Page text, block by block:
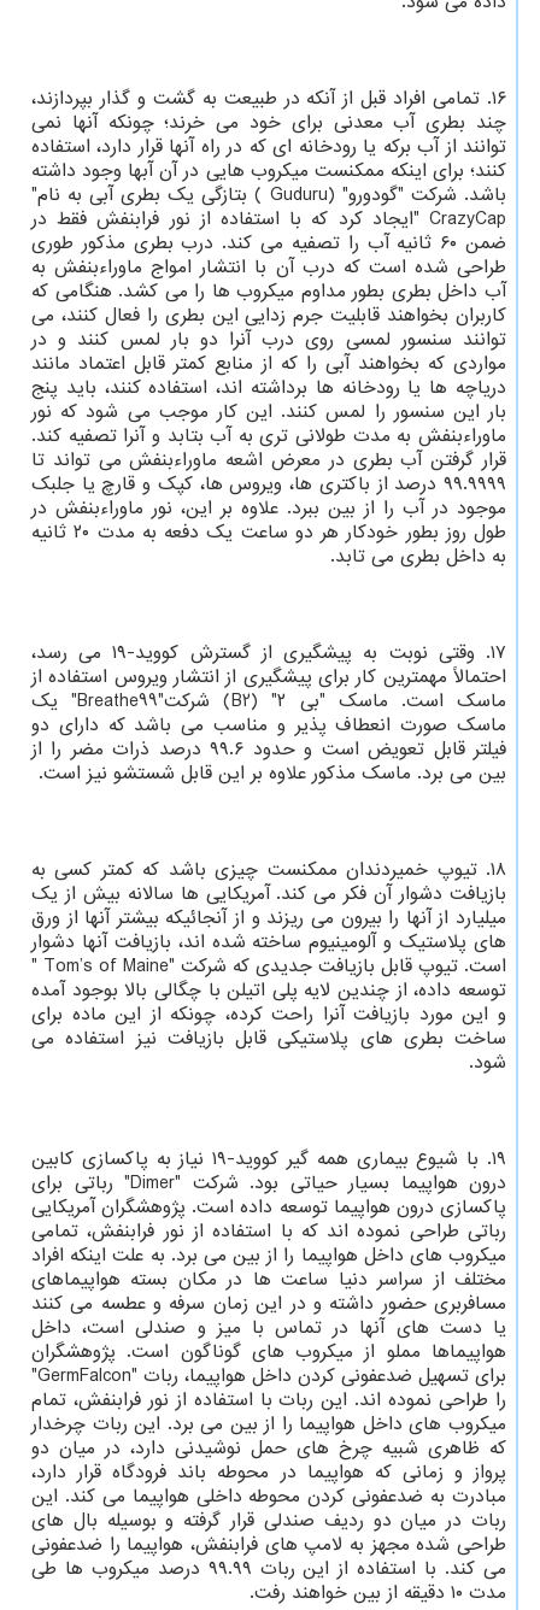
۱۶. تمامی افراد قبل از آنکه در طبیعت به گشت و گذار بپردازند،
چند بطری آب معدنی برای خود می خرند؛ چونکه آنها نمی
توانند از آب برکه یا رودخانه ای که در راه آنها قرار دارد، استفاده
کنند؛ برای اینکه ممکنست میکروب هایی در آن آبها وجود داشته
باشد. شرکت "گودورو" (Guduru ) بتازگی یک بطری آبی به نام"
CrazyCap "ایجاد کرد که با استفاده از نور فرابنفش فقط در
ضمن ۶۰ ثانیه آب را تصفیه می کند. درب بطری مذکور طوری
طراحی شده است که درب آن با انتشار امواج ماوراءبنفش به
آب داخل بطری بطور مداوم میکروب ها را می کشد. هنگامی که
کاربران بخواهند قابلیت جرم زدایی این بطری را فعال کنند، می
توانند سنسور لمسی روی درب آنرا دو بار لمس کنند و در
مواردی که بخواهند آبی را که از منابع کمتر قابل اعتماد مانند
دریاچه ها یا رودخانه ها برداشته اند، استفاده کنند، باید پنج
بار این سنسور را لمس کنند. این کار موجب می شود که نور
ماوراءبنفش به مدت طولانی تری به آب بتابد و آنرا تصفیه کند.
قرار گرفتن آب بطری در معرض اشعه ماوراءبنفش می تواند تا
۹۹.۹۹۹۹ درصد از باکتری ها، ویروس ها، کپک و قارچ یا جلبک
موجود در آب را از بین ببرد. علاوه بر این، نور ماوراءبنفش در
طول روز بطور خودکار هر دو ساعت یک دفعه به مدت ۲۰ ثانیه
به داخل بطری می تابد.
۱۷. وقتی نوبت به پیشگیری از گسترش کووید-۱۹ می رسد،
احتمالاً مهمترین کار برای پیشگیری از انتشار ویروس استفاده از
ماسک است. ماسک "بی ۲" (B2) شرکت"Breathe99" یک
ماسک صورت انعطاف پذیر و مناسب می باشد که دارای دو
فیلتر قابل تعویض است و حدود ۹۹.۶ درصد ذرات مضر را از
بین می برد. ماسک مذکور علاوه بر این قابل شستشو نیز است.
۱۸. تیوپ خمیردندان ممکنست چیزی باشد که کمتر کسی به
بازیافت دشوار آن فکر می کند. آمریکایی ها سالانه بیش از یک
میلیارد از آنها را بیرون می ریزند و از آنجائیکه بیشتر آنها از ورق
های پلاستیک و آلومینیوم ساخته شده اند، بازیافت آنها دشوار
است. تیوپ قابل بازیافت جدیدی که شرکت "Tom’s of Maine "
توسعه داده، از چندین لایه پلی اتیلن با چگالی بالا بوجود آمده
و این مورد بازیافت آنرا راحت کرده، چونکه از این ماده برای
ساخت بطری های پلاستیکی قابل بازیافت نیز استفاده می
شود.
۱۹. با شیوع بیماری همه گیر کووید-۱۹ نیاز به پاکسازی کابین
درون هواپیما بسیار حیاتی بود. شرکت "Dimer" رباتی برای
پاکسازی درون هواپیما توسعه داده است. پژوهشگران آمریکایی
رباتی طراحی نموده اند که با استفاده از نور فرابنفش، تمامی
میکروب های داخل هواپیما را از بین می برد. به علت اینکه افراد
مختلف از سراسر دنیا ساعت ها در مکان بسته هواپیماهای
مسافربری حضور داشته و در این زمان سرفه و عطسه می کنند
یا دست های آنها در تماس با میز و صندلی است، داخل
هواپیماها مملو از میکروب های گوناگون است. پژوهشگران
برای تسهیل ضدعفونی کردن داخل هواپیما، ربات "GermFalcon"
را طراحی نموده اند. این ربات با استفاده از نور فرابنفش، تمام
میکروب های داخل هواپیما را از بین می برد. این ربات چرخدار
که ظاهری شبیه چرخ های حمل نوشیدنی دارد، در میان دو
پرواز و زمانی که هواپیما در محوطه باند فرودگاه قرار دارد،
مبادرت به ضدعفونی کردن محوطه داخلی هواپیما می کند. این
ربات در میان دو ردیف صندلی قرار گرفته و بوسیله بال های
طراحی شده مجهز به لامپ های فرابنفش، هواپیما را ضدعفونی
می کند. با استفاده از این ربات ۹۹.۹۹ درصد میکروب ها طی
مدت ۱۰ دقیقه از بین خواهند رفت.